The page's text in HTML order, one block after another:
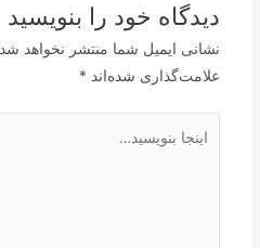
دیدگاه‌ خود را بنویسید
نشانی ایمیل شما منتشر نخواهد
علامت‌گذاری شده‌اند *
بنویسید…